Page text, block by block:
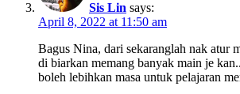
Sis Lin says:
April 8, 2022 at 11:50 am
Bagus Nina, dari sekaranglah nak atur
di biarkan memang banyak main je
boleh lebihkan masa untuk pelajaran